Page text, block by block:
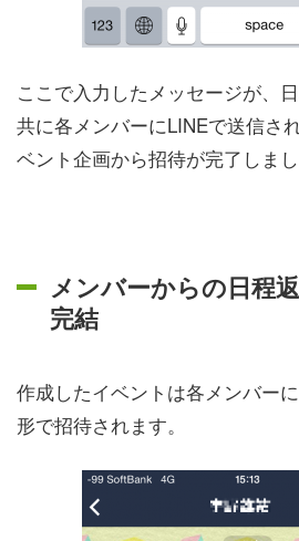
ここで入力したメッセージが、
共に各メンバーにLINEで送信さ
ベント企画から招待が完了しまし
メンバーからの日程
完結
作成したイベントは各メンバー
形で招待されます。